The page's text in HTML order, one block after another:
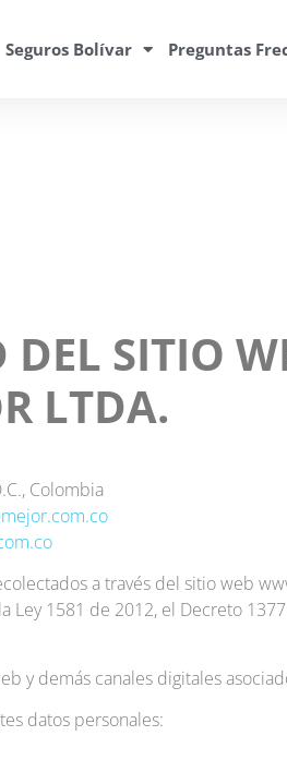
Seguros Bolívar Preguntas
SITIO
LTDA.
Colombia
a través del sitio web
1581 de 2012, el Decreto
y demás canales digitales
datos personales: